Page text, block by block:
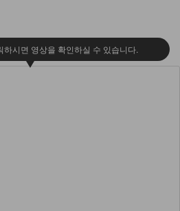
하시면 영상을 확인하실 수 있습니다.